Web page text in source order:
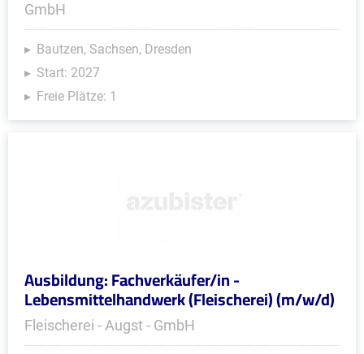
GmbH
Bautzen, Sachsen, Dresden
Start: 2027
Freie Plätze: 1
Ausbildung: Fachverkäufer/in -
Lebensmittelhandwerk (Fleischerei) (m/w/d)
Fleischerei - Augst - GmbH